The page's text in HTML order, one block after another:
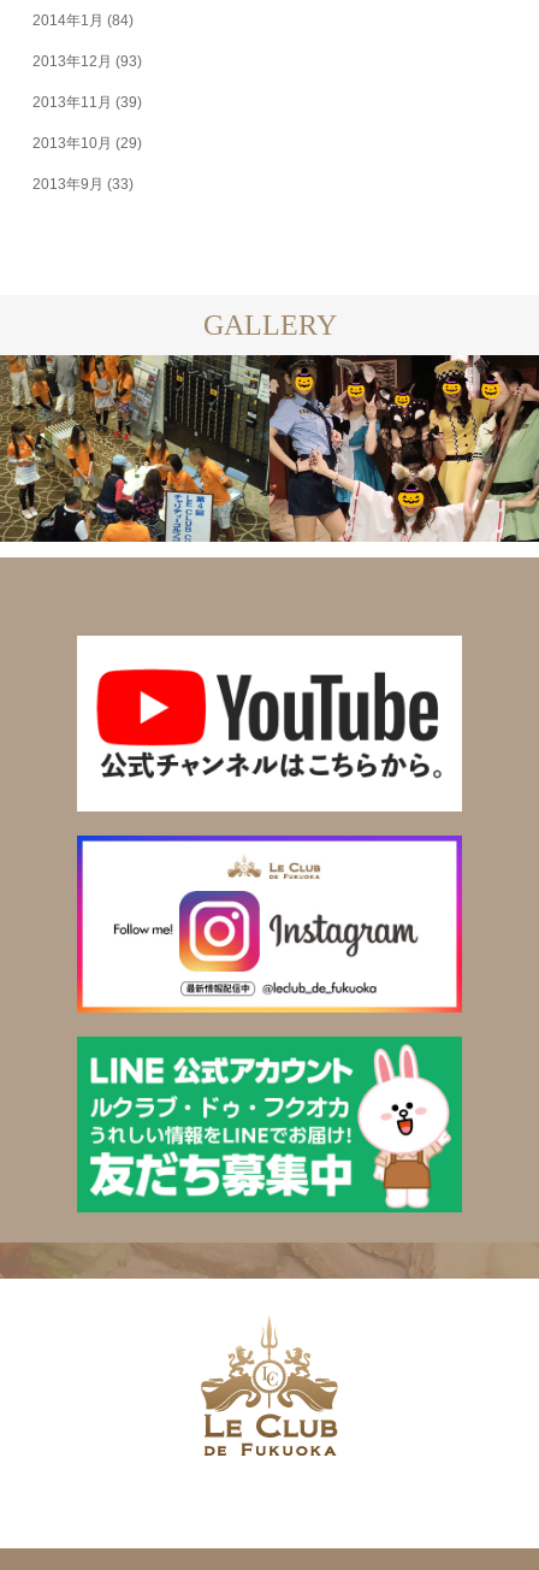
2014年1月 (84)
2013年12月 (93)
2013年11月 (39)
2013年10月 (29)
2013年9月 (33)
GALLERY